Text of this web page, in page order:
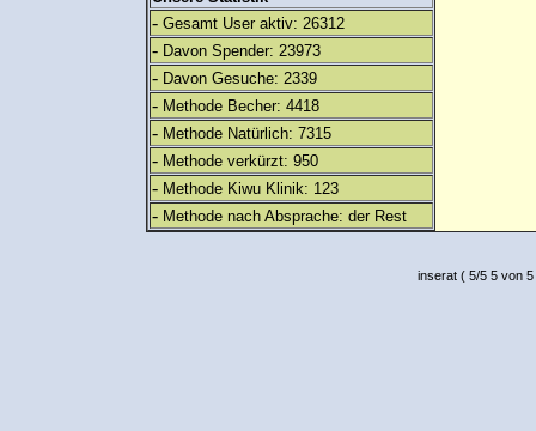
- Gesamt User aktiv: 26312
- Davon Spender: 23973
- Davon Gesuche: 2339
- Methode Becher: 4418
- Methode Natürlich: 7315
- Methode verkürzt: 950
- Methode Kiwu Klinik: 123
- Methode nach Absprache: der Rest
inserat( 5/5 5 von 5